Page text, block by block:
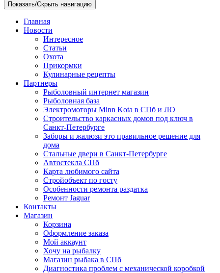
Показать/Скрыть навигацию
Главная
Новости
Интересное
Статьи
Охота
Прикормки
Кулинарные рецепты
Партнеры
Рыболовный интернет магазин
Рыболовная база
Электромоторы Minn Kota в СПб и ЛО
Строительство каркасных домов под ключ в
Санкт-Петербурге
Заборы и жалюзи это правильное решение для
дома
Стальные двери в Санкт-Петербурге
Автостекла СПб
Карта любимого сайта
Стройобъект по госту
Особенности ремонта раздатка
Ремонт Jaguar
Контакты
Магазин
Корзина
Оформление заказа
Мой аккаунт
Хочу на рыбалку
Магазин рыбака в СПб
Диагностика проблем с механической коробкой